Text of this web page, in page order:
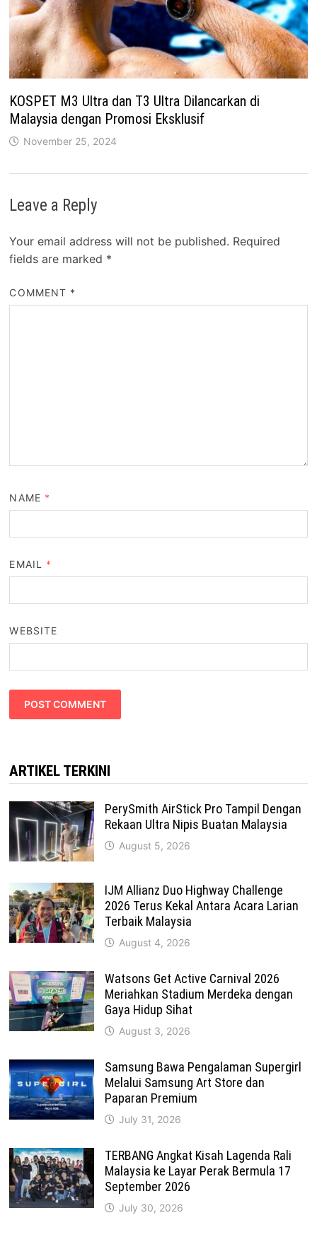
KOSPET M3 Ultra dan T3 Ultra Dilancarkan di
Malaysia dengan Promosi Eksklusif
November 25, 2024
Leave a Reply
Your email address will not be published. Required
fields are marked *
COMMENT *
NAME *
EMAIL *
WEBSITE
ARTIKEL TERKINI
PerySmith AirStick Pro Tampil Dengan
Rekaan Ultra Nipis Buatan Malaysia
August 5, 2026
IJM Allianz Duo Highway Challenge
2026 Terus Kekal Antara Acara Larian
Terbaik Malaysia
August 4, 2026
Watsons Get Active Carnival 2026
Meriahkan Stadium Merdeka dengan
Gaya Hidup Sihat
August 3, 2026
Samsung Bawa Pengalaman Supergirl
Melalui Samsung Art Store dan
Paparan Premium
July 31, 2026
TERBANG Angkat Kisah Lagenda Rali
Malaysia ke Layar Perak Bermula 17
September 2026
July 30, 2026